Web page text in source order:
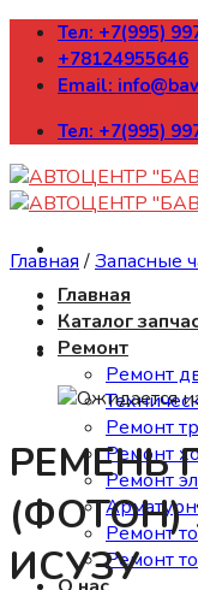
Skip
content
Тел: +7(995)
+78124955646
Email:
Тел: +7(995)
Главная
Каталог
Ремонт
Ремонт
Ремонт
Ремонт
Ремонт
Ремонт
Ремонт
Главная /Запасные
РЕМЕНЬ
(ФОТОН)
ИСУЗУ